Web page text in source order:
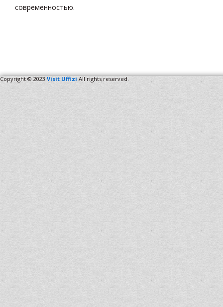
современностью.
Copyright © 2023 Visit Uffizi All rights reserved.